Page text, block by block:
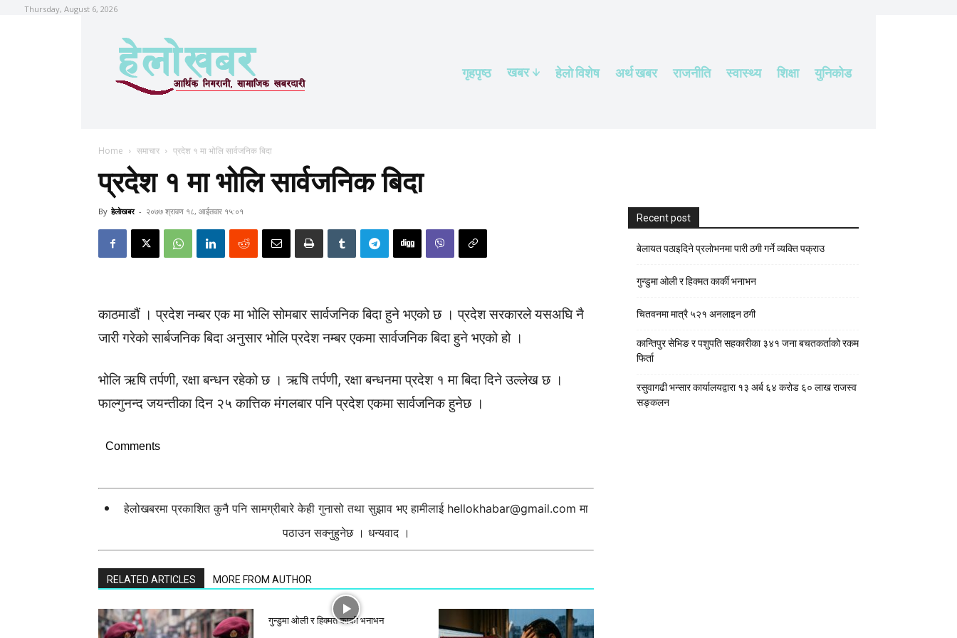
Thursday, August 6, 2026
गृहपृष्ठ खबर हेलाे विशेष अर्थ खबर राजनीति स्वास्थ्य शिक्षा युनिकोड
Home समाचार प्रदेश १ मा भोलि सार्वजनिक बिदा
प्रदेश १ मा भोलि सार्वजनिक बिदा
By हेलाेखबर - २०७७ श्रावण १८, आईतवार १५:०१
काठमाडौं । प्रदेश नम्बर एक मा भोलि सोमबार सार्वजनिक बिदा हुने भएको छ । प्रदेश सरकारले यसअघि नै
जारी गरेको सार्बजनिक बिदा अनुसार भोलि प्रदेश नम्बर एकमा सार्वजनिक बिदा हुने भएको हो ।
भोलि ऋषि तर्पणी, रक्षा बन्धन रहेको छ । ऋषि तर्पणी, रक्षा बन्धनमा प्रदेश १ मा बिदा दिने उल्लेख छ ।
फाल्गुनन्द जयन्तीका दिन २५ कात्तिक मंगलबार पनि प्रदेश एकमा सार्वजनिक हुनेछ ।
Comments
हेलोखबरमा प्रकाशित कुनै पनि सामग्रीबारे केही गुनासो तथा सुझाव भए हामीलाई hellokhabar@gmail.com मा
पठाउन सक्नुहुनेछ । धन्यवाद ।
RELATED ARTICLES MORE FROM AUTHOR
गुन्डुमा ओली र हिक्मत कार्की भनाभन
Recent post
बेलायत पठाइदिने प्रलाेभनमा पारी ठगी गर्ने व्यक्ति पक्राउ
गुन्डुमा ओली र हिक्मत कार्की भनाभन
चितवनमा मात्रै ५२१ अनलाइन ठगी
कान्तिपुर सेभिङ र पशुपति सहकारीका ३४१ जना बचतकर्ताको रकम
फिर्ता
रसुवागढी भन्सार कार्यालयद्वारा १३ अर्ब ६४ करोड ६० लाख राजस्व
सङ्कलन